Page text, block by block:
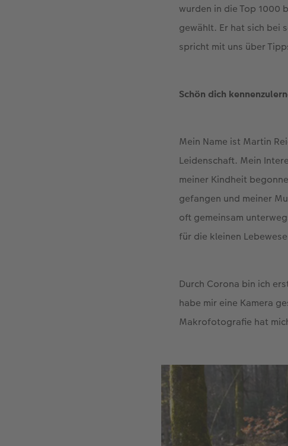
wurden in die Top 1000
gewählt. Er hat sich bei
spricht mit uns über
Schön dich
Mein Name ist Martin
Leidenschaft. Mein
meiner Kindheit
gefangen und meiner
oft gemeinsam
für die kleinen
Durch Corona bin ich
habe mir eine Kamera
Makrofotografie hat